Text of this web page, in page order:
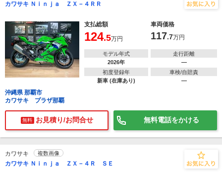
カワサキ Ｎｉｎｊａ ＺＸ－４ＲＲ
支払総額 車両価格
124.5万円 117.7万円
モデル年式
2026年
走行距離
―
初度登録年
新車 (在庫あり)
車検/自賠責
―
沖縄県 那覇市
カワサキ プラザ那覇
無料 お見積り/お問合せ 無料電話をかける
カワサキ 複数画像
カワサキ Ｎｉｎｊａ ＺＸ－４Ｒ ＳＥ